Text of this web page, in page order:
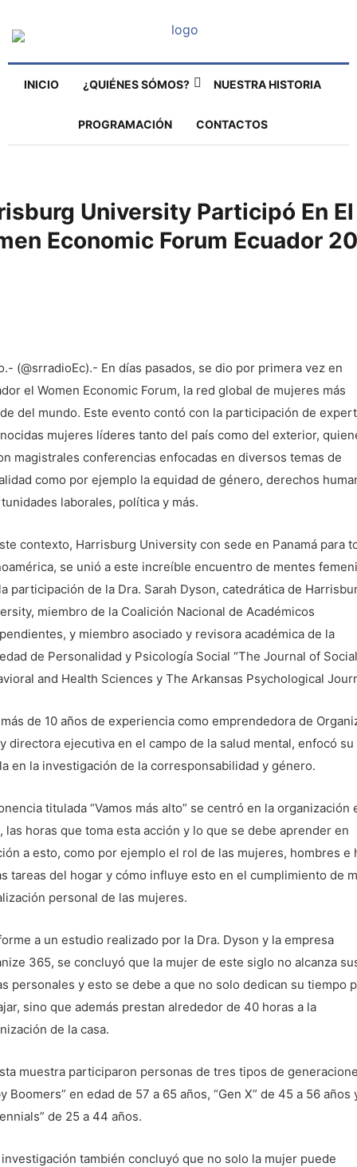
INICIO ¿QUIÉNES SÓMOS? NUESTRA HISTORIA
PROGRAMACIÓN CONTACTOS
University Participó En El
Economic Forum Ecuador
(@srradioEc).- En días pasados, se dio por primera vez en
el Women Economic Forum, la red global de mujeres más
del mundo. Este evento contó con la participación de
mujeres líderes tanto del país como del exterior,
magistrales conferencias enfocadas en diversos temas de
como por ejemplo la equidad de género, derechos
laborales, política y más.
contexto, Harrisburg University con sede en Panamá para
se unió a este increíble encuentro de mentes
participación de la Dra. Sarah Dyson, catedrática de
miembro de la Coalición Nacional de Académicos
y miembro asociado y revisora académica de la
de Personalidad y Psicología Social “The Journal of Social
and Health Sciences y The Arkansas Psychological
de 10 años de experiencia como emprendedora de
directora ejecutiva en el campo de la salud mental, enfocó su
en la investigación de la corresponsabilidad y género.
titulada “Vamos más alto” se centró en la organización
las horas que toma esta acción y lo que se debe aprender en
a esto, como por ejemplo el rol de las mujeres, hombres e
tareas del hogar y cómo influye esto en el cumplimiento de
personal de las mujeres.
a un estudio realizado por la Dra. Dyson y la empresa
365, se concluyó que la mujer de este siglo no alcanza
personales y esto se debe a que no solo dedican su tiempo
sino que además prestan alrededor de 40 horas a la
de la casa.
muestra participaron personas de tres tipos de
Boomers” en edad de 57 a 65 años, “Gen X” de 45 a 56 años
de 25 a 44 años.
investigación también concluyó que no solo la mujer puede